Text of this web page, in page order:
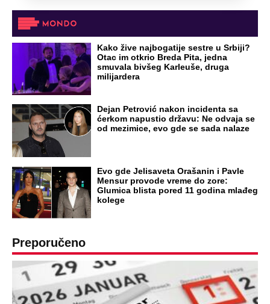
NA VREME SVE
Ovo su neradni dani početkom 2026.
godine: Organizujte sebi mini odmor od
čak četiri slobodna dana